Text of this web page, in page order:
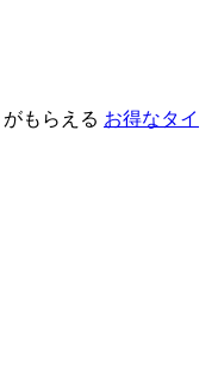
がもらえる お得なタイ